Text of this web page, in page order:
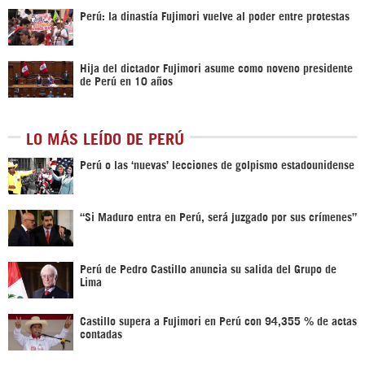
Perú: la dinastía Fujimori vuelve al poder entre protestas
Hija del dictador Fujimori asume como noveno presidente
de Perú en 10 años
LO MÁS LEÍDO DE PERÚ
Perú o las ‘nuevas’ lecciones de golpismo estadounidense
“Si Maduro entra en Perú, será juzgado por sus crímenes”
Perú de Pedro Castillo anuncia su salida del Grupo de
Lima
Castillo supera a Fujimori en Perú con 94,355 % de actas
contadas